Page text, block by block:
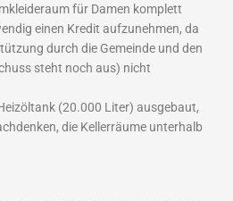
für Damen komplett
einen Kredit aufzunehmen, da
durch die Gemeinde und den
steht noch aus) nicht
(20.000 Liter) ausgebaut,
die Kellerräume unterhalb